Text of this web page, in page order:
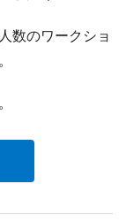
数のワークショ